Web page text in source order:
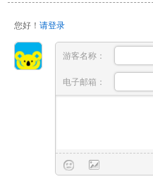
您好！ 请登录
游客名称：
电子邮箱：